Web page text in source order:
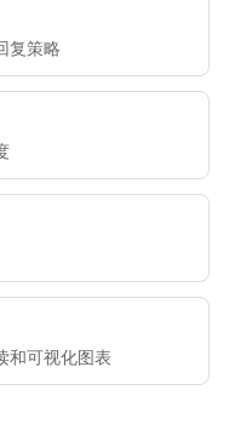
复策略
和可视化图表